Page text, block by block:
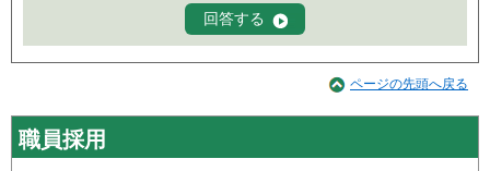
ページの先頭へ戻る
職員採用